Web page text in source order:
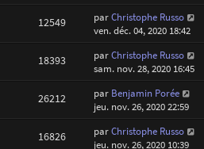
12549 parChristophe Russo
ven. déc. 04, 2020 18:42
18393 parChristophe Russo
sam. nov. 28, 2020 16:45
26212 par Benjamin Porée
jeu. nov. 26, 2020 22:59
16826 parChristophe Russo
jeu. nov. 26, 2020 10:39